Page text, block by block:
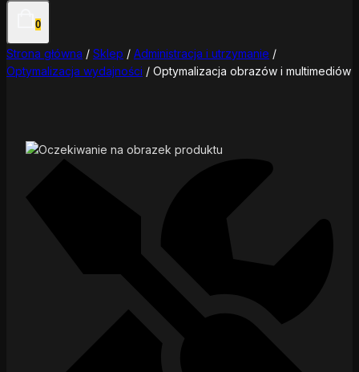
0
Strona główna / Sklep / Administracja i utrzymanie /
Optymalizacja wydajności / Optymalizacja obrazów i multimediów